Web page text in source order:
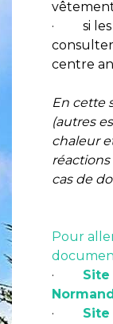
· si les
centre
En cette
(autres
chaleur
cas de
Pour
· Site
· Site